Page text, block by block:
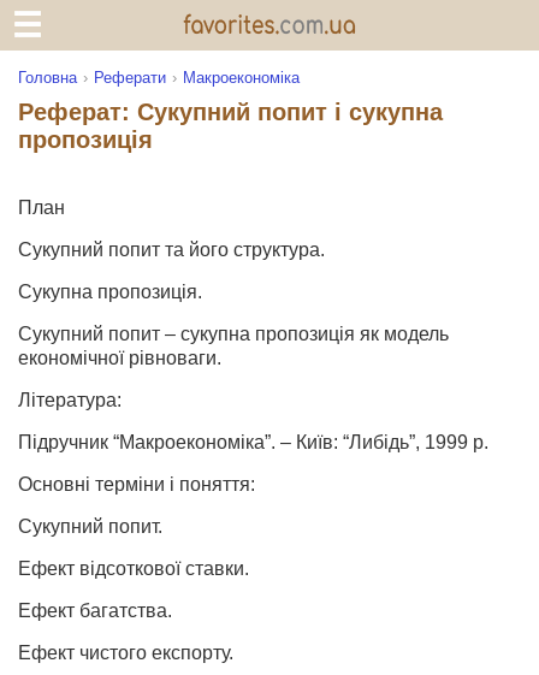
Головна Реферати Макроекономіка
Реферат: Сукупний попит і сукупна
пропозиція
План
Сукупний попит та його структура.
Сукупна пропозиція.
Сукупний попит – сукупна пропозиція як модель
економічної рівноваги.
Література:
Підручник “Макроекономіка”. – Київ: “Либідь”, 1999 р.
Основні терміни і поняття:
Сукупний попит.
Ефект відсоткової ставки.
Ефект багатства.
Ефект чистого експорту.